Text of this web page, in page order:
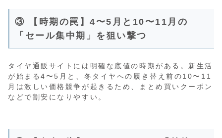
③ 【時期の罠】4〜5月と10〜11月の
「セール集中期」を狙い撃つ
タイヤ通販サイトには明確な底値の時期がある。新生活
が始まる4〜5月と、冬タイヤへの履き替え前の10〜11
月は激しい価格競争が起きるため、まとめ買いクーポン
などで割安になりやすい。